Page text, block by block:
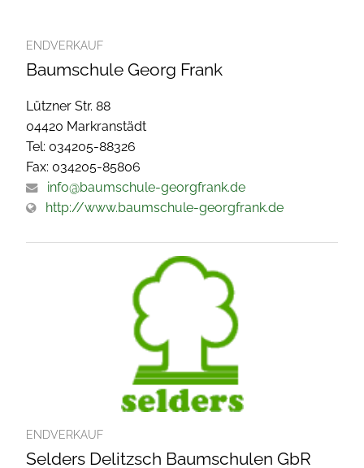
ENDVERKAUF
Baumschule Georg Frank
Lützner Str. 88
04420 Markranstädt
Tel: 034205-88326
Fax: 034205-85806
info@baumschule-georgfrank.de
http://www.baumschule-georgfrank.de
ENDVERKAUF
Selders Delitzsch Baumschulen GbR